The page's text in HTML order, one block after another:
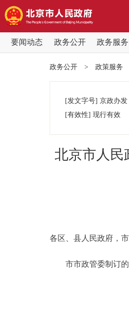
要闻动态 政务公开 政务服务
党中央精神
政务公开 > 政策服务
[发文字号] 京政办发
[有效性] 现行有效
北京市人民
各区、县人民政府，
市市政管委制订的